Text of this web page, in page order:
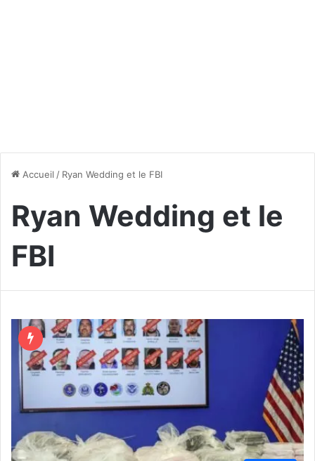
Accueil / Ryan Wedding et le FBI
Ryan Wedding et le
FBI